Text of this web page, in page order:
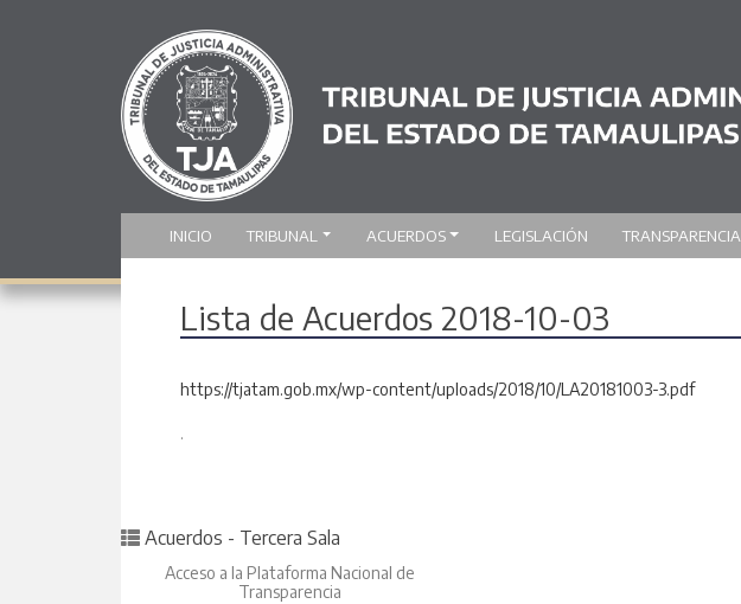
INICIO TRIBUNAL ACUERDOS LEGISLACIÓN TRANSPARENCIA
Lista de Acuerdos 2018-10-03
https://tjatam.gob.mx/wp-content/uploads/2018/10/LA20181003-3.pdf
.
Posted in
Acuerdos - Tercera Sala
Acceso a la Plataforma Nacional de
Transparencia